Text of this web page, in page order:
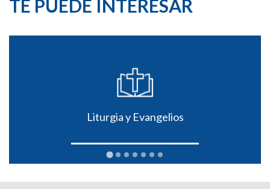
TE PUEDE INTERESAR
Liturgia y Evangelios